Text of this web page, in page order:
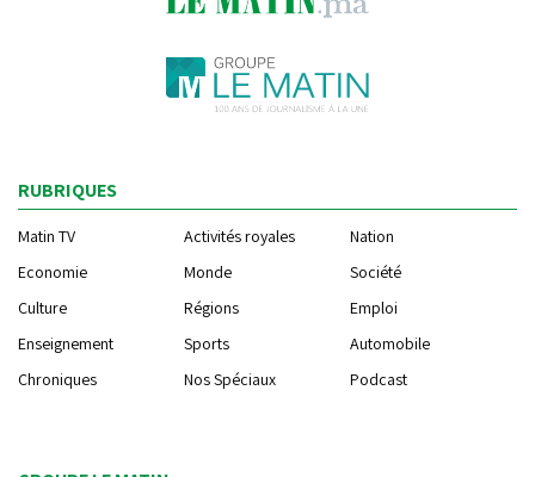
RUBRIQUES
Matin TV Activités royales
Nation
Economie
Monde
Société
Culture
Régions
Emploi
Enseignement
Sports
Automobile
Chroniques
Nos Spéciaux Podcast